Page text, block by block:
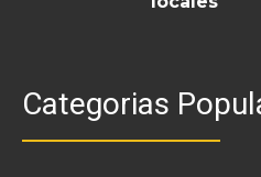
Categorias